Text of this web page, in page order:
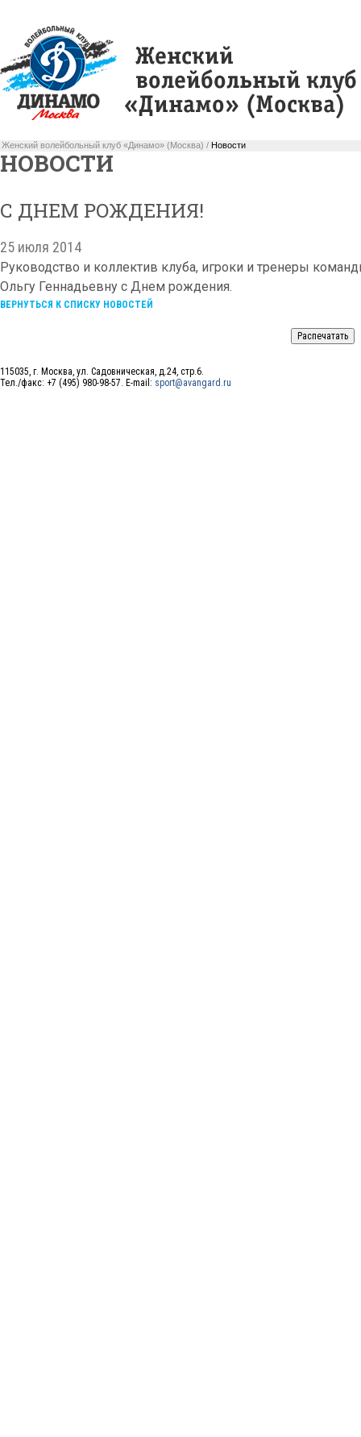
Женский волейбольный клуб «Динамо» (Москва) / Новости
НОВОСТИ
С ДНЕМ РОЖДЕНИЯ!
25 июля 2014
Руководство и коллектив клуба, игроки и тренеры
Ольгу Геннадьевну с Днем рождения.
ВЕРНУТЬСЯ К СПИСКУ НОВОСТЕЙ
115035, г. Москва, ул. Садовническая, д.24, стр.6.
Тел./факс: +7 (495) 980-98-57. E-mail: sport@avangard.ru